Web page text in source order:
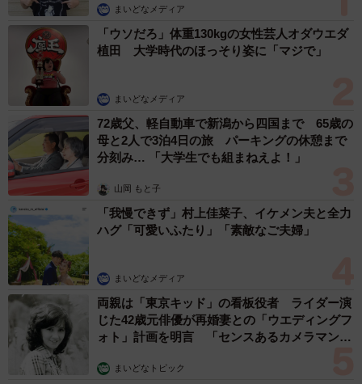
まいどなメディア
「ウソだろ」体重130kgの女性芸人オダウエダ
植田 大学時代のほっそり姿に「マジで」
まいどなメディア
72歳父、軽自動車で新潟から四国まで 65歳の
母と2人で3泊4日の旅 パーキングの休憩まで
分刻み… 「大学生でも組まねえよ！」
山岡 もと子
「我慢できず」村上佳菜子、イケメン夫と全力
ハグ「可愛いふたり」「素敵なご夫婦」
まいどなメディア
両親は「東京キッド」の看板役者 ライダー演
じた42歳元俳優が再婚妻との「ウエディングフ
ォト」計画を明言 「センスあるカメラマン求
まいどなトピック